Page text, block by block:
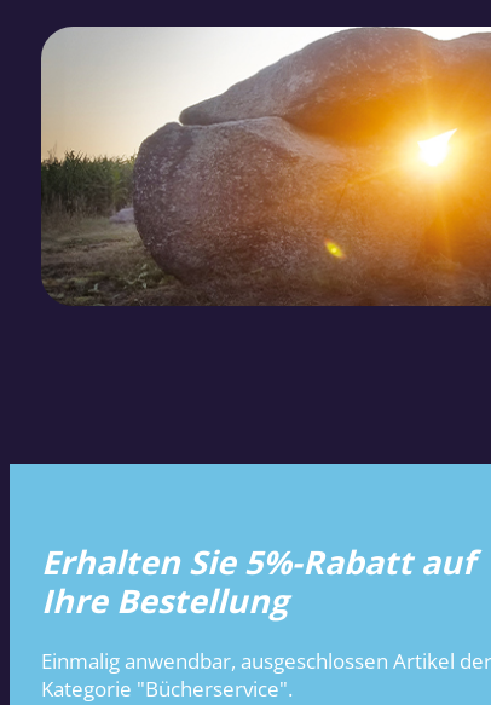
Erhalten Sie 5%-Rabatt auf
Ihre Bestellung
Einmalig anwendbar, ausgeschlossen Artikel der
Kategorie "Bücherservice".